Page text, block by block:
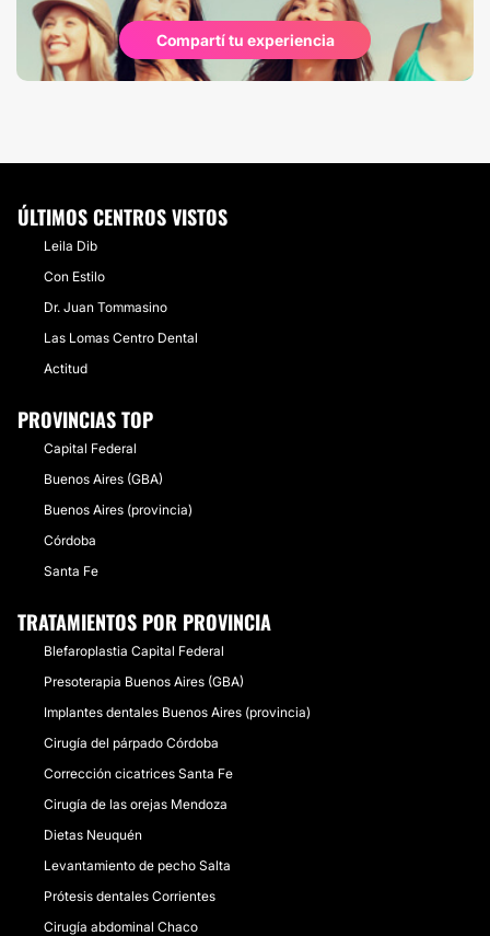
Compartí tu experiencia
ÚLTIMOS CENTROS VISTOS
Leila Dib
Con Estilo
Dr. Juan Tommasino
Las Lomas Centro Dental
Actitud
PROVINCIAS TOP
Capital Federal
Buenos Aires (GBA)
Buenos Aires (provincia)
Córdoba
Santa Fe
TRATAMIENTOS POR PROVINCIA
Blefaroplastia Capital Federal
Presoterapia Buenos Aires (GBA)
Implantes dentales Buenos Aires (provincia)
Cirugía del párpado Córdoba
Corrección cicatrices Santa Fe
Cirugía de las orejas Mendoza
Dietas Neuquén
Levantamiento de pecho Salta
Prótesis dentales Corrientes
Cirugía abdominal Chaco